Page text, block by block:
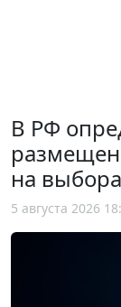
В РФ
на
5 августа 2026